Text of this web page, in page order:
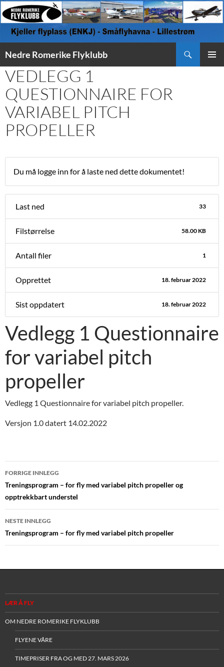
Nedre Romerike Flyklubb
TIL
INNHOLD
VEDLEGG 1
QUESTIONNAIRE FOR
VARIABEL PITCH
PROPELLER
Du må logge inn for å laste ned dette dokumentet!
Last ned 33
Filstørrelse 58.00 KB
Antall filer 1
Opprettet 18. februar 2022
Sist oppdatert 18. februar 2022
Vedlegg 1 Questionnaire
for variabel pitch
propeller
Vedlegg 1 Questionnaire for variabel pitch propeller.
Versjon 1.0 datert 14.02.2022
Innleggsnavigasjon
FORRIGE INNLEGG
Treningsprogram – for fly med variabel pitch propeller og
opptrekkbart understel
NESTE INNLEGG
Treningsprogram – for fly med variabel pitch propeller
LÆR Å FLY
OM NEDRE ROMERIKE FLYKLUBB
FLYENE VÅRE
TIMEPRISER FRA OG MED 27. MARS 2026